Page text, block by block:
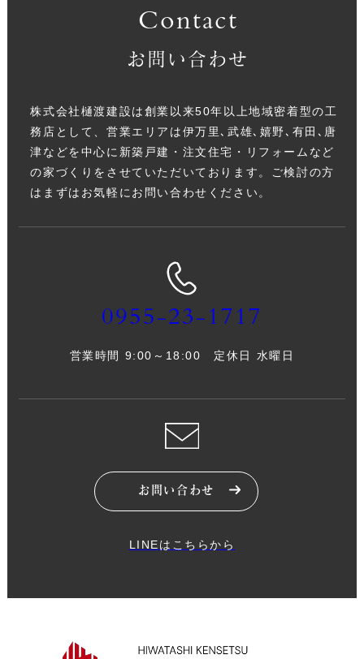
Contact
お問い合わせ
株式会社樋渡建設は創業以来50年以上地域密着型の工
務店として、営業エリアは伊万里､武雄､嬉野､有田､唐
津などを中心に新築戸建・注文住宅・リフォームなど
の家づくりをさせていただいております。ご検討の方
はまずはお気軽にお問い合わせください。
0955-23-1717
営業時間 9:00～18:00 定休日 水曜日
お問い合わせ
LINEはこちらから